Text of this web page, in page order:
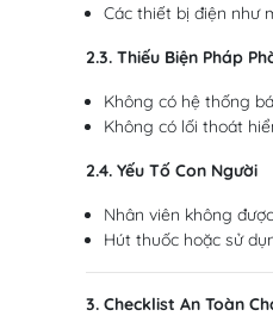
Các thiết bị điện như
2.3. Thiếu Biện Pháp
Không có hệ thống
Không có lối thoát
2.4. Yếu Tố Con Người
Nhân viên không
Hút thuốc hoặc sử
3. Checklist An Toàn